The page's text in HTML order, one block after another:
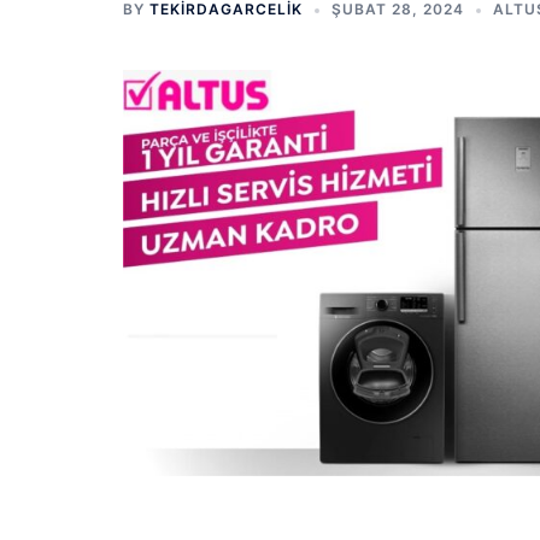
BY TEKIRDAGARCELIK ŞUBAT 28, 2024